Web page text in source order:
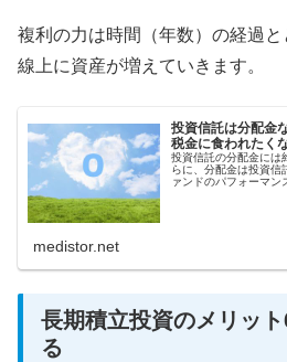
複利の力は時間（年数）の経過
線上に資産が増えていきます。
投資信託は分配金
税金に食われたく
投資信託の分配金には
らに、分配金は投資信
ァンドのパフォーマン
medistor.net
長期積立投資のメリッ
る